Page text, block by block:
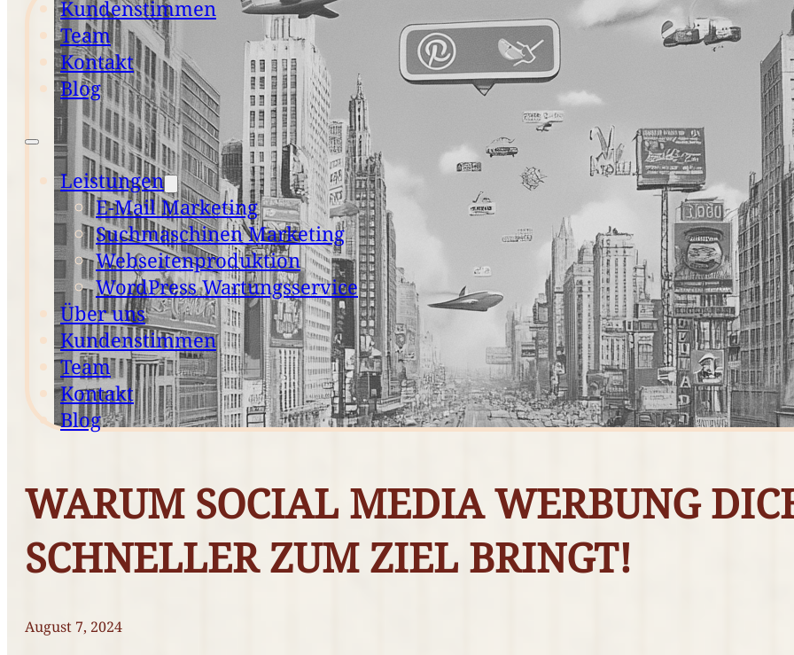
Kundenstimmen
Team
Kontakt
Blog
Leistungen
E-Mail Marketing
Suchmaschinen Marketing
Webseitenproduktion
WordPress Wartungsservice
Über uns
Kundenstimmen
Team
Kontakt
Blog
WARUM SOCIAL MEDIA WERBUNG
SCHNELLER ZUM ZIEL BRINGT!
August 7, 2024